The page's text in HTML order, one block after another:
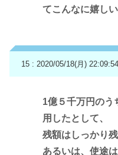
てこんなに嬉しい
15 : 2020/05/18(月)
1億５千万円のう
用したとして、
残額はしっかり
あるいは、使途